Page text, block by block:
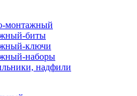
монтажный
биты
ключи
наборы
надфили